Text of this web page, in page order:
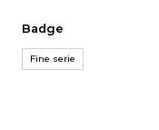
Badge
Fine serie